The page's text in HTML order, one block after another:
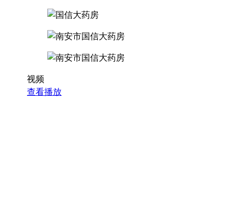
视频
查看播放